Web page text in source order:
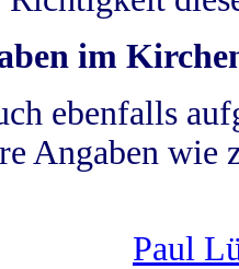
im
ebenfalls
Angaben wie
Paul